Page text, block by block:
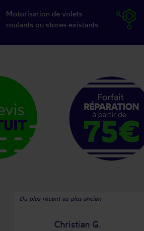
Motorisation de volets
roulants ou stores existants
Du plus récent au plus ancien
Christian G.